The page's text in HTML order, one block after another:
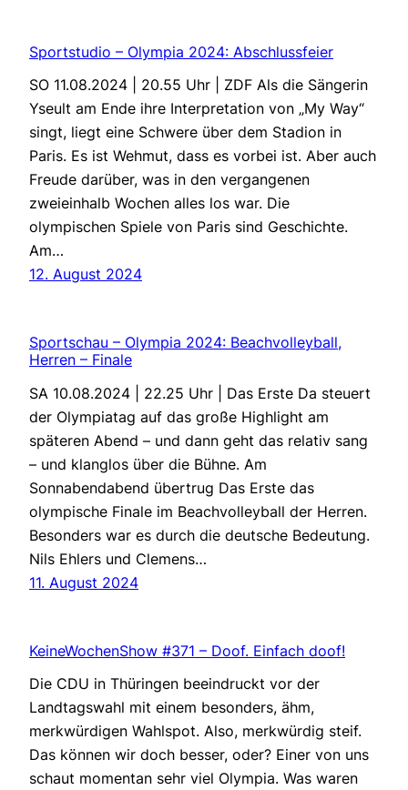
Sportstudio – Olympia 2024: Abschlussfeier
SO 11.08.2024 | 20.55 Uhr | ZDF Als die Sängerin
Yseult am Ende ihre Interpretation von „My Way“
singt, liegt eine Schwere über dem Stadion in
Paris. Es ist Wehmut, dass es vorbei ist. Aber auch
Freude darüber, was in den vergangenen
zweieinhalb Wochen alles los war. Die
olympischen Spiele von Paris sind Geschichte.
Am…
12. August 2024
Sportschau – Olympia 2024: Beachvolleyball,
Herren – Finale
SA 10.08.2024 | 22.25 Uhr | Das Erste Da steuert
der Olympiatag auf das große Highlight am
späteren Abend – und dann geht das relativ sang
– und klanglos über die Bühne. Am
Sonnabendabend übertrug Das Erste das
olympische Finale im Beachvolleyball der Herren.
Besonders war es durch die deutsche Bedeutung.
Nils Ehlers und Clemens…
11. August 2024
KeineWochenShow #371 – Doof. Einfach doof!
Die CDU in Thüringen beeindruckt vor der
Landtagswahl mit einem besonders, ähm,
merkwürdigen Wahlspot. Also, merkwürdig steif.
Das können wir doch besser, oder? Einer von uns
schaut momentan sehr viel Olympia. Was waren